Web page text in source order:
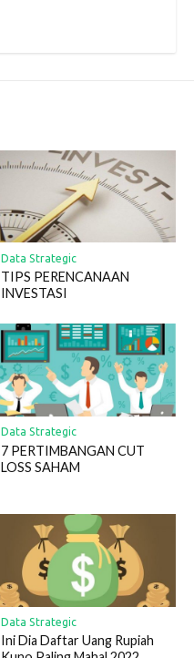
Data Strategic
TIPS PERENCANAAN
INVESTASI
Data Strategic
7 PERTIMBANGAN CUT
LOSS SAHAM
Data Strategic
Ini Dia Daftar Uang Rupiah